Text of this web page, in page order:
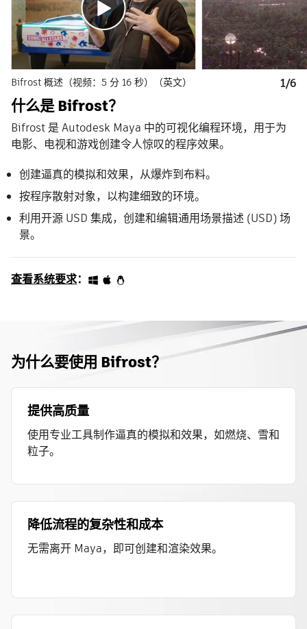
什么是 Bifrost？
Bifrost 是 Autodesk Maya 中的可视化编程环境，用于为
电影、电视和游戏创建令人惊叹的程序效果。
创建逼真的模拟和效果，从爆炸到布料。
按程序散射对象，以构建细致的环境。
利用开源 USD 集成，创建和编辑通用场景描述 (USD) 场
景。
查看系统要求：
Bifrost 概述（视频：5 分 16 秒）（英文） 1/6
为什么要使用 Bifrost？
提供高质量
使用专业工具制作逼真的模拟和效果，如燃烧、雪和
粒子。
降低流程的复杂性和成本
无需离开 Maya，即可创建和渲染效果。